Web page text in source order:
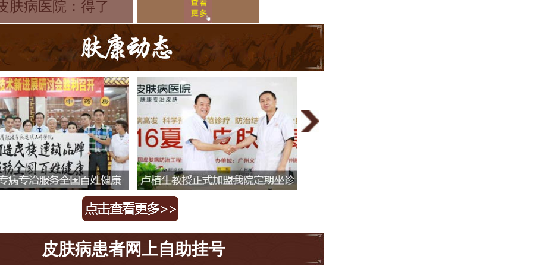
肤病医院：得了
皮肤病患者网上自助挂号